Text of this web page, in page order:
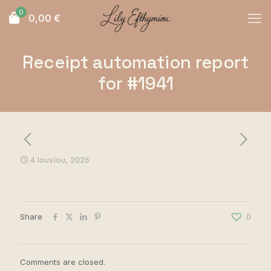
0 0,00 €
Receipt automation report
for #1941
4 Ιουνίου, 2026
Share 0
Comments are closed.